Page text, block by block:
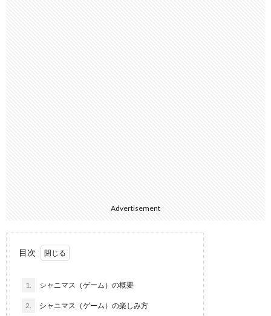
Advertisement
目次
1. シャニマス（ゲーム）の概要
2. シャニマス（ゲーム）の楽しみ方